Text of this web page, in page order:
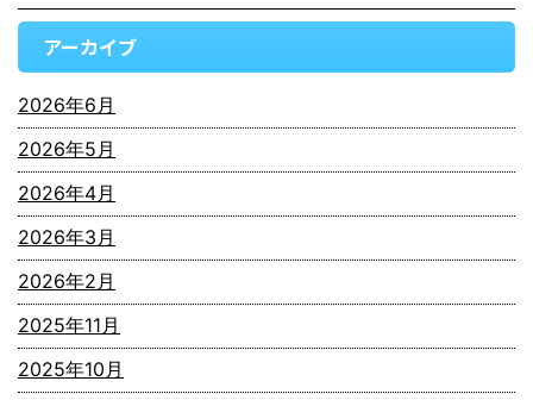
アーカイブ
2026年6月
2026年5月
2026年4月
2026年3月
2026年2月
2025年11月
2025年10月